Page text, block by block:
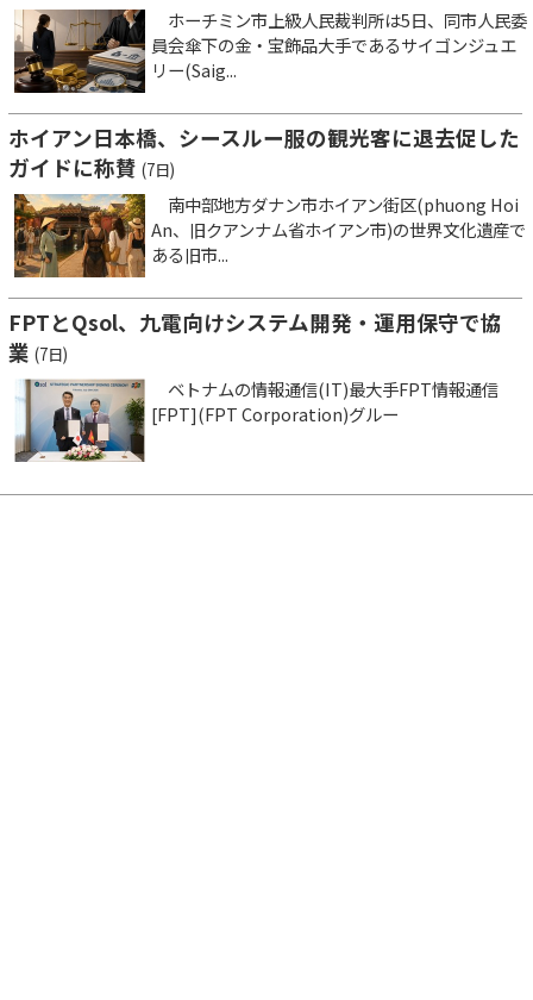
ホーチミン市上級人民裁判所は5日、同市人民委
員会傘下の金・宝飾品大手であるサイゴンジュエ
リー(Saig...
ホイアン日本橋、シースルー服の観光客に退去促した
ガイドに称賛 (7日)
南中部地方ダナン市ホイアン街区(phuong Hoi
An、旧クアンナム省ホイアン市)の世界文化遺産で
ある旧市...
FPTとQsol、九電向けシステム開発・運用保守で協
業 (7日)
ベトナムの情報通信(IT)最大手FPT情報通信
[FPT](FPT Corporation)グルー